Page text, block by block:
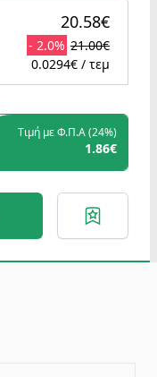
20.58€
- 2.0% 21.00€
0.0294€ / τεμ
Τιμή με Φ.Π.Α (24%)
1.86€